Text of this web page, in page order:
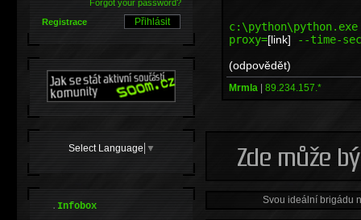
proxy=[link] --time-
(odpovědět)
Mrmla | 89.234.157.*
Svou ideální brigádu
Forgot your password?
Registrace
Select Language ▼
.Infobox